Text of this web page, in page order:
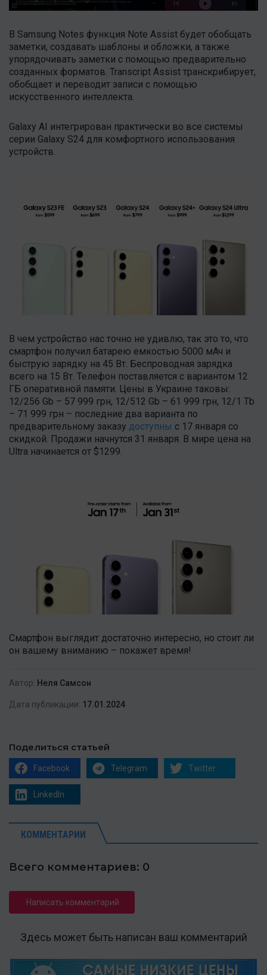
В Samsung Notes функция Note Assist будет обобщать
заметки, создавать шаблоны и обложки, а также
упорядочивать заметки с помощью предварительно
созданных форматов. Transcript Assist транскрибирует,
обобщает и переводит записи с помощью
искусственного интеллекта.
Galaxy AI интегрирован практически во все системы
серии Galaxy S24 для комфортного использования
устройств.
В чем устройство нас точно не удивлю, так это то, что
смартфон получил батарею емкостью 5000 мАч и
быструю зарядку на 45 Вт. Беспроводная зарядка
всего на 15 Вт. Телефон поставляется с вариантом 12
ГБ оперативной памяти. Цены в Украине таковы:
12/256 Gb – 57 999 грн, 12/512 Gb – 61 999 грн, 12/1 Tb
– 71 999 грн – последние два варианта по
предварительному заказу доступны с 17 января со
скидкой. Продажи начнутся 31 января. В мире цена на
Ultra начинается от $1299.
Смартфон выглядит достаточно интересно, но стоит ли
он вашему вниманию – покажет время!
Автор: Неля Самсон
Дата публикации: 17.01.2024
Поделиться статьей
Facebook Telegram Twitter
LinkedIn
КОММЕНТАРИИ
Всего комментариев: 0
Написать комментарий
Здесь может быть написан ваш комментарий